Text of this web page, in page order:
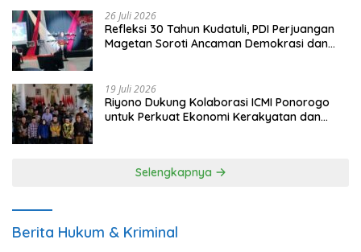
26 Juli 2026
Refleksi 30 Tahun Kudatuli, PDI Perjuangan
Magetan Soroti Ancaman Demokrasi dan
19 Juli 2026
Riyono Dukung Kolaborasi ICMI Ponorogo
untuk Perkuat Ekonomi Kerakyatan dan
Selengkapnya
Berita Hukum & Kriminal